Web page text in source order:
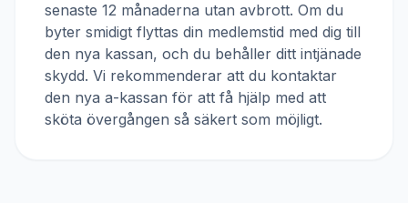
senaste 12 månaderna utan avbrott. Om du
byter smidigt flyttas din medlemstid med dig till
den nya kassan, och du behåller ditt intjänade
skydd. Vi rekommenderar att du kontaktar
den nya a-kassan för att få hjälp med att
sköta övergången så säkert som möjligt.